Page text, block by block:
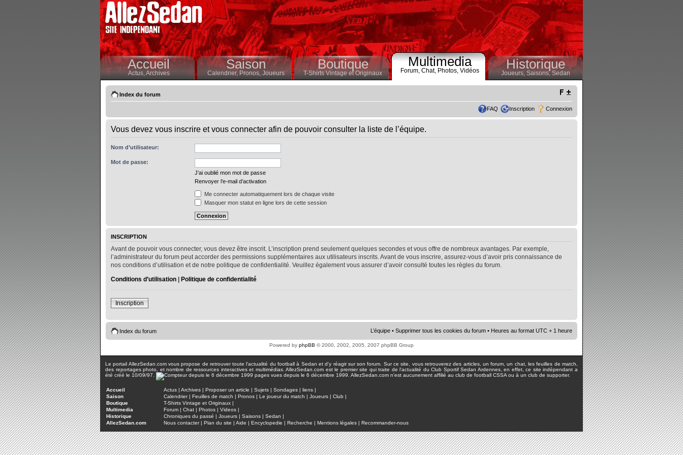
Accueil
Actus,Archives
Saison
Calendrier,Pronos, Joueurs
Boutique
T-Shirts Vintage et Originaux
Multimedia
Forum, Chat, Photos, Vidéos Historique
Joueurs, Saisons,Sedan
Index du forum
FAQ Inscription Connexion
Vous devez vous inscrire et vous connecter afin de pouvoir consulter la liste de l’équipe.
Nom d’utilisateur:
Mot de passe:
J’ai oublié mon mot de passe
Renvoyer l’e-mail d’activation
Me connecter automatiquement lors de chaque visite
Masquer mon statut en ligne lors de cette session
INSCRIPTION
Avant de pouvoir vous connecter, vous devez être inscrit. L’inscription prend seulement quelques secondes et vous offre de nombreux avantages. Par exemple,
l’administrateur du forum peut accorder des permissions supplémentaires aux utilisateurs inscrits. Avant de vous inscrire, assurez-vous d’avoir pris connaissance de
nos conditions d’utilisation et de notre politique de confidentialité. Veuillez également vous assurer d’avoir consulté toutes les règles du forum.
Conditions d’utilisation | Politique de confidentialité
Inscription
Index du forum L’équipe • Supprimer tous les cookies du forum • Heures au format UTC + 1 heure
Powered by phpBB © 2000, 2002, 2005, 2007 phpBB Group
Le portail AllezSedan.com vous propose de retrouver toute l'actualité du football à Sedan et d'y réagir sur son forum. Sur ce site, vous retrouverez des articles, un forum, un chat, les feuilles de match,
des reportages photo, et nombre de ressources interactives et multimédias. AllezSedan.com est le premier site qui traite de l'actualité du Club Sportif Sedan Ardennes, en effet, ce site indépendant a
été créé le 10/09/97.
pages vues depuis le 6 décembre 1999. AllezSedan.com n'est aucunement affilié au club de football CSSA ou à un club de supporter.
Accueil Actus | Archives | Proposer un article | Sujets | Sondages | liens |
Saison
Calendrier| Feuilles de match | Pronos | Le joueur du match | Joueurs | Club |
Boutique
T-Shirts Vintage et Originaux |
Multimedia
Forum | Chat | Photos | Videos |
Historique
Chroniques du passé | Joueurs | Saisons | Sedan |
AllezSedan.com
Nous contacter| Plan du site | Aide | Encyclopedie | Recherche | Mentions légales | Recommander-nous